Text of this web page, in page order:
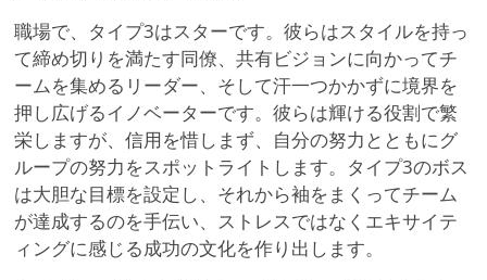
職場で、タイプ3はスターです。彼らはスタイルを持っ
て締め切りを満たす同僚、共有ビジョンに向かってチ
ームを集めるリーダー、そして汗一つかかずに境界を
押し広げるイノベーターです。彼らは輝ける役割で繁
栄しますが、信用を惜しまず、自分の努力とともにグ
ループの努力をスポットライトします。タイプ3のボス
は大胆な目標を設定し、それから袖をまくってチーム
が達成するのを手伝い、ストレスではなくエキサイテ
ィングに感じる成功の文化を作り出します。